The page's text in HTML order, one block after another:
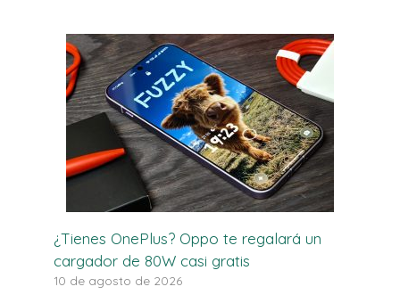
¿Tienes OnePlus? Oppo te regalará un
cargador de 80W casi gratis
10 de agosto de 2026